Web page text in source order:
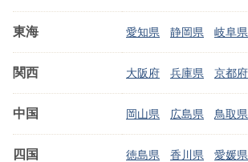
東海 愛知県 静岡県 岐阜県
関西 大阪府 兵庫県 京都府
中国 岡山県 広島県 鳥取県
四国 徳島県 香川県 愛媛県